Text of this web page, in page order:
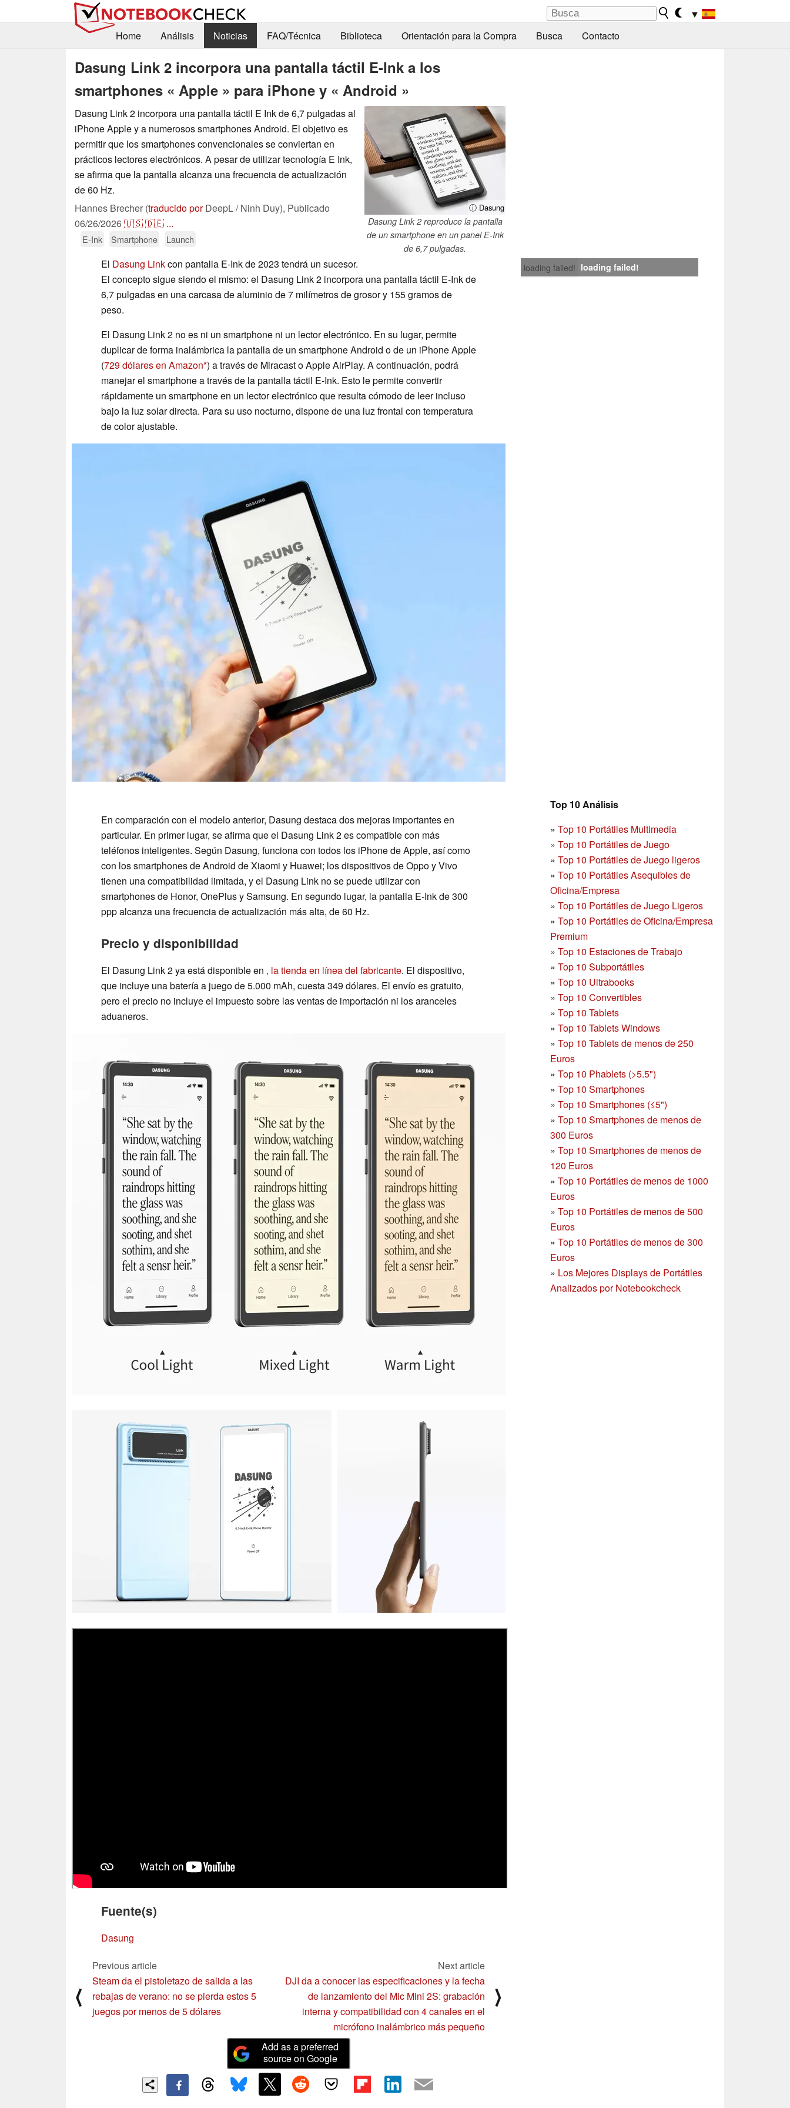
▼
Home
Análisis Noticias FAQ/Técnica Biblioteca Orientación para la Compra Busca Contacto
Dasung Link 2 incorpora una pantalla táctil E-Ink a los
smartphones « Apple » para iPhone y « Android »
ⓘ Dasung
Dasung Link 2 reproduce la pantalla
de un smartphone en un panel E-Ink
de 6,7 pulgadas.
Dasung Link 2 incorpora una pantalla táctil E Ink de 6,7 pulgadas al
iPhone Apple y a numerosos smartphones Android. El objetivo es
permitir que los smartphones convencionales se conviertan en
prácticos lectores electrónicos. A pesar de utilizar tecnología E Ink,
se afirma que la pantalla alcanza una frecuencia de actualización
de 60 Hz.
Hannes Brecher (traducido porDeepL / Ninh Duy), Publicado
06/26/2026🇺🇸🇩🇪 ...
E-Ink Smartphone Launch
loading failed! loading failed!
El Dasung Linkcon pantalla E-Ink de 2023 tendrá un sucesor.
El concepto sigue siendo el mismo: el Dasung Link 2 incorpora una pantalla táctil E-Ink de
6,7 pulgadas en una carcasa de aluminio de 7 milímetros de grosor y 155 gramos de
peso.
El Dasung Link 2 no es ni un smartphone ni un lector electrónico. En su lugar, permite
duplicar de forma inalámbrica la pantalla de un smartphone Android o de un iPhone Apple
(729 dólares en Amazon ) a través de Miracast o Apple AirPlay. A continuación, podrá
manejar el smartphone a través de la pantalla táctil E-Ink. Esto le permite convertir
rápidamente un smartphone en un lector electrónico que resulta cómodo de leer incluso
bajo la luz solar directa. Para su uso nocturno, dispone de una luz frontal con temperatura
de color ajustable.
Top 10 Análisis
» Top 10 Portátiles Multimedia
» Top 10 Portátiles de Juego
» Top 10 Portátiles de Juego ligeros
» Top 10 Portátiles Asequibles de
Oficina/Empresa
» Top 10 Portátiles de Juego Ligeros
» Top 10 Portátiles de Oficina/Empresa
Premium
» Top 10 Estaciones de Trabajo
» Top 10 Subportátiles
» Top 10 Ultrabooks
» Top 10 Convertibles
» Top 10 Tablets
» Top 10 Tablets Windows
» Top 10 Tablets de menos de 250
Euros
» Top 10 Phablets (>5.5")
» Top 10 Smartphones
» Top 10 Smartphones (≤5")
» Top 10 Smartphones de menos de
300 Euros
» Top 10 Smartphonesde menos de
120 Euros
» Top 10 Portátiles de menos de 1000
Euros
» Top 10 Portátiles de menos de 500
Euros
» Top 10 Portátiles de menos de 300
Euros
» Los Mejores Displays de Portátiles
Analizados por Notebookcheck
En comparación con el modelo anterior, Dasung destaca dos mejoras importantes en
particular. En primer lugar, se afirma que el Dasung Link 2 es compatible con más
teléfonos inteligentes. Según Dasung, funciona con todos los iPhone de Apple, así como
con los smartphones de Android de Xiaomi y Huawei; los dispositivos de Oppo y Vivo
tienen una compatibilidad limitada, y el Dasung Link no se puede utilizar con
smartphones de Honor, OnePlus y Samsung. En segundo lugar, la pantalla E-Ink de 300
ppp alcanza una frecuencia de actualización más alta, de 60 Hz.
Precio y disponibilidad
El Dasung Link 2 ya está disponible en , la tienda en línea del fabricante. El dispositivo,
que incluye una batería a juego de 5.000 mAh, cuesta 349 dólares. El envío es gratuito,
pero el precio no incluye el impuesto sobre las ventas de importación ni los aranceles
aduaneros.
Fuente(s)
Dasung
⟨
Previous article
Steam da el pistoletazo de salida a las
rebajas de verano: no se pierda estos 5
juegos por menos de 5 dólares
Next article
DJI da a conocer las especificaciones y la fecha
de lanzamiento del Mic Mini 2S: grabación
interna y compatibilidad con 4 canales en el
micrófono inalámbrico más pequeño
⟩
Add as a preferred
source on Google